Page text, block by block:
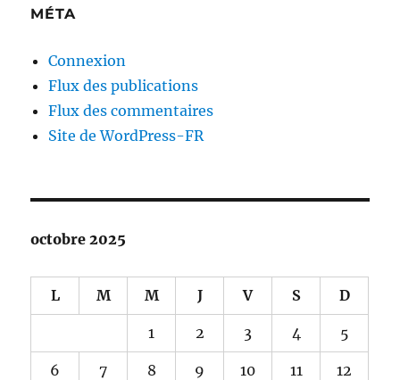
MÉTA
Connexion
Flux des publications
Flux des commentaires
Site de WordPress-FR
octobre 2025
L M M J V S D
1 2 3 4 5
6 7 8 9 10 11 12